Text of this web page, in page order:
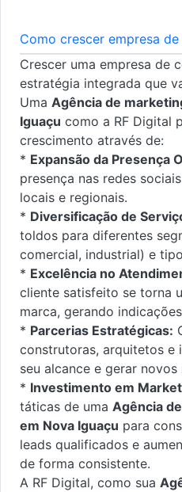
Como crescer empresa
Crescer uma empresa de
estratégia integrada que
Uma Agência de
Iguaçu como a RF Digital
crescimento através de:
* Expansão da Presença
presença nas redes
locais e regionais.
* Diversificação de
toldos para diferentes
comercial, industrial) e
* Excelência no
cliente satisfeito se torna
marca, gerando
* Parcerias Estratégicas:
construtoras, arquitetos e
seu alcance e gerar novos
* Investimento em
táticas de uma Agência
em Nova Iguaçu para
leads qualificados e
de forma consistente.
A RF Digital, como sua